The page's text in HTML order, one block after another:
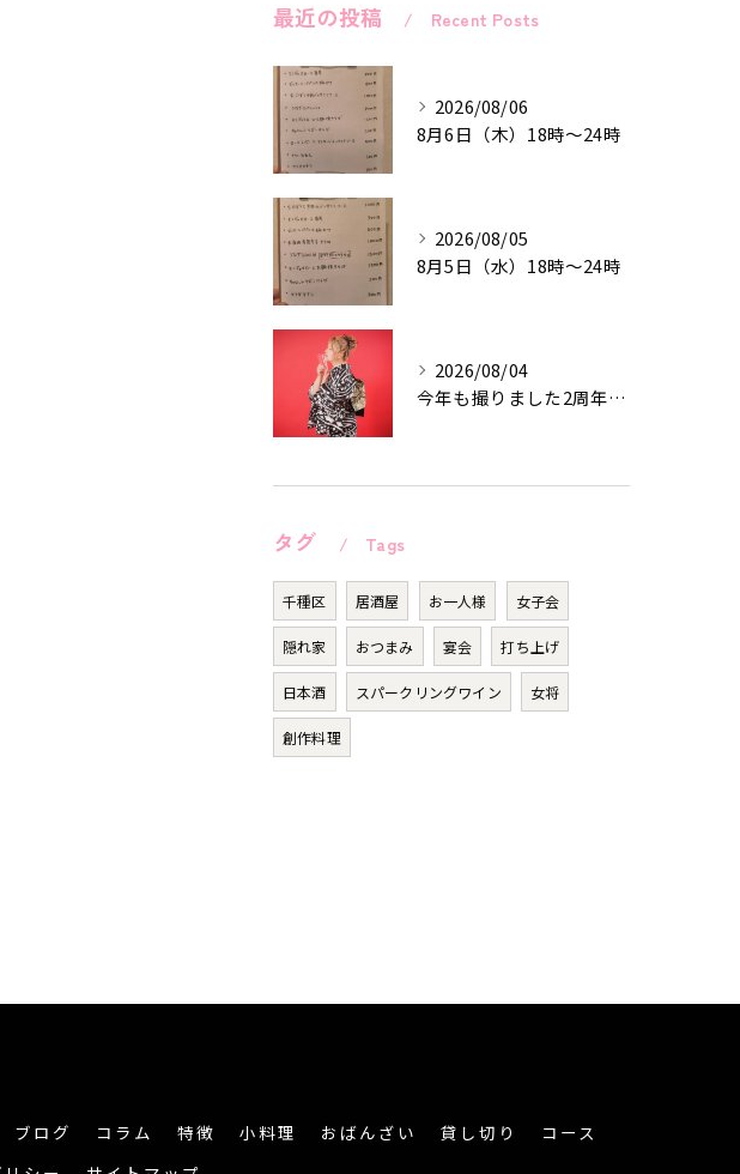
最近の投稿 Recent Posts
2026/08/06
8月6日（木）18時〜24時
2026/08/05
8月5日（水）18時〜24時
2026/08/04
今年も撮りました2周年記念作品♡
タグ Tags
千種区 居酒屋 お一人様 女子会
隠れ家 おつまみ 宴会 打ち上げ
日本酒 スパークリングワイン 女将
創作料理
ブログ コラム 特徴 小料理 おばんざい 貸し切り
コース